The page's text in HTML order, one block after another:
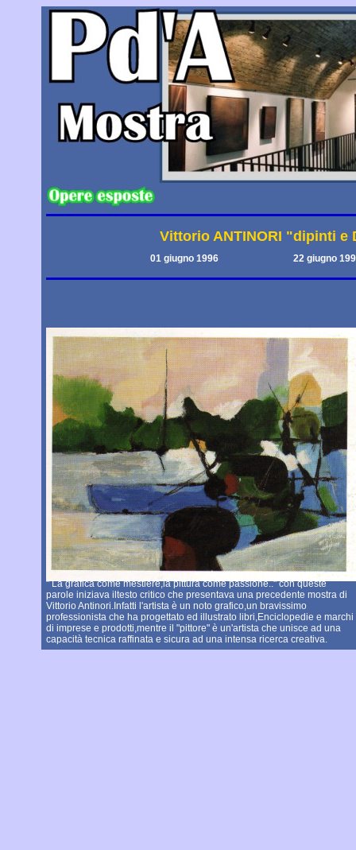
Vittorio ANTINORI "dipinti e
01 giugno 1996 22 giugno
" La grafica come mestiere,la pittura come passione.." con queste
parole iniziava iltesto critico che presentava una precedente mostra di
Vittorio Antinori.Infatti l'artista è un noto grafico,un bravissimo
professionista che ha progettato ed illustrato libri,Enciclopedie e marchi
di imprese e prodotti,mentre il "pittore" è un'artista che unisce ad una
capacità tecnica raffinata e sicura ad una intensa ricerca creativa.